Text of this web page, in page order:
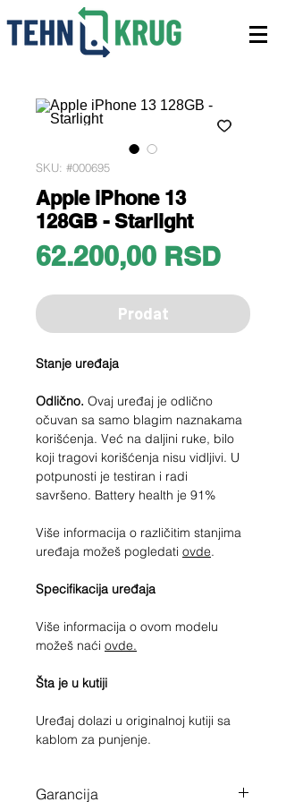
SKU: #000695
Apple iPhone 13
128GB - Starlight
62.200,00 RSDPrice
Prodat
Stanje uređaja
Odlično. Ovaj uređaj je odlično
očuvan sa samo blagim naznakama
korišćenja. Već na daljini ruke, bilo
koji tragovi korišćenja nisu vidljivi. U
potpunosti je testiran i radi
savršeno. Battery health je 91%
Više informacija o različitim stanjima
uređaja možeš pogledati ovde.
Specifikacija uređaja
Više informacija o ovom modelu
možeš naći ovde.
Šta je u kutiji
Uređaj dolazi u originalnoj kutiji sa
kablom za punjenje.
Garancija